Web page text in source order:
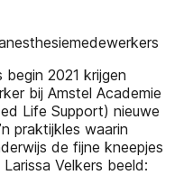
2021 krijgen
bij Amstel Academie
Life Support) nieuwe
praktijkles waarin
de fijne kneepjes
Velkers beeld: